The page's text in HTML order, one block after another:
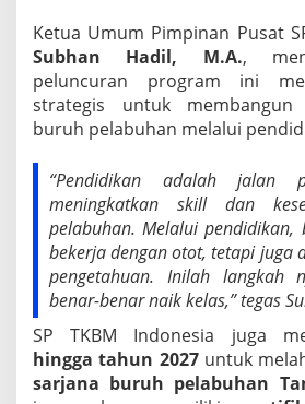
Ketua Umum Pimpinan Pusat
Subhan Hadil, M.A.,
peluncuran program ini
strategis untuk
buruh pelabuhan melalui
“Pendidikan adalah jalan
meningkatkan skill dan
pelabuhan. Melalui
bekerja dengan otot, tetapi juga
pengetahuan. Inilah langkah
benar-benar naik kelas,” tegas
SP TKBM Indonesia juga
hingga tahun 2027untuk
sarjana buruh pelabuhan